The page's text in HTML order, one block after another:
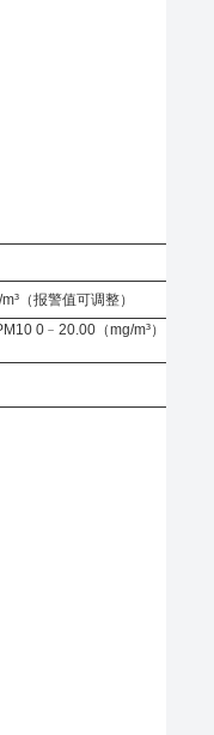
（报警值可调整）
0﹣20.00（mg/m³）；